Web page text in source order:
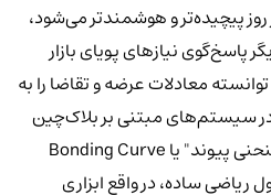
پیچیده‌تر و هوشمندتر می‌شود،
نیازهای پویای بازار
معادلات عرضه و تقاضا را به
سیستم‌های مبتنی بر بلاک‌چین
مدیریت کند، مفهومی به‌نام "منحنی پیوند" یا Bonding Curve
ساده، در واقع ابزاری